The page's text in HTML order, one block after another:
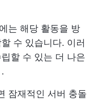
는 해당 활동을 방
수 있습니다. 이러
할 수 있는 더 나은
.
잠재적인 서버 충돌